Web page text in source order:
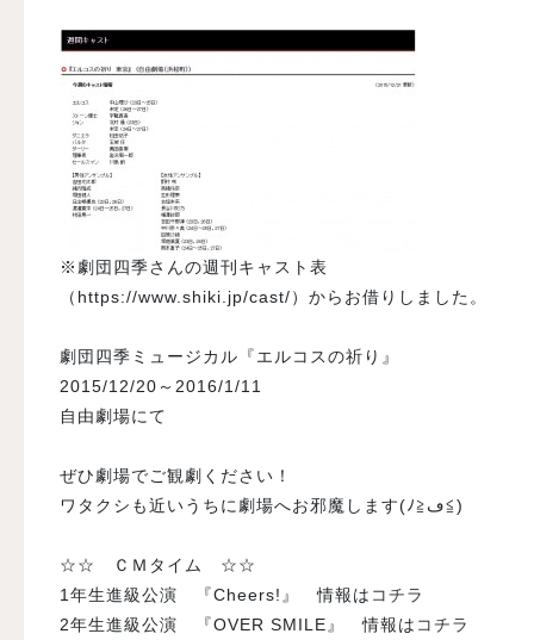
※劇団四季さんの週刊キャスト表
（https://www.shiki.jp/cast/）からお借りしました。
劇団四季ミュージカル『エルコスの祈り』
2015/12/20～2016/1/11
自由劇場にて
ぜひ劇場でご観劇ください！
ワタクシも近いうちに劇場へお邪魔します(ﾉ≧ڡ≦)
☆☆ ＣＭタイム ☆☆
1年生進級公演 『Cheers!』 情報は コチラ
2年生進級公演 『OVER SMILE』 情報は コチラ